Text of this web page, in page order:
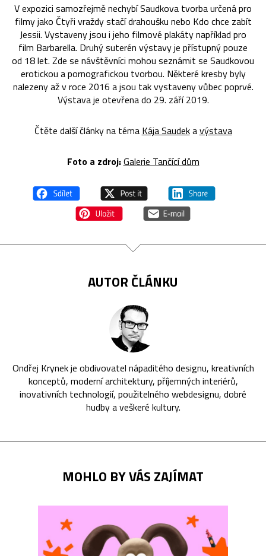
V expozici samozřejmě nechybí Saudkova tvorba určená pro
filmy jako Čtyři vraždy stačí drahoušku nebo Kdo chce zabít
Jessii. Vystaveny jsou i jeho filmové plakáty například pro
film Barbarella. Druhý suterén výstavy je přístupný pouze
od 18 let. Zde se návštěvníci mohou seznámit se Saudkovou
erotickou a pornografickou tvorbou. Některé kresby byly
nalezeny až v roce 2016 a jsou tak vystaveny vůbec poprvé.
Výstava je otevřena do 29. září 2019.
Čtěte další články na téma Kája Saudekavýstava
Foto a zdroj:Galerie Tančící dům
AUTOR ČLÁNKU
Ondřej Krynek je obdivovatel nápaditého designu, kreativních
konceptů, moderní architektury, příjemných interiérů,
inovativních technologií, použitelného webdesignu, dobré
hudby a veškeré kultury.
MOHLO BY VÁS ZAJÍMAT